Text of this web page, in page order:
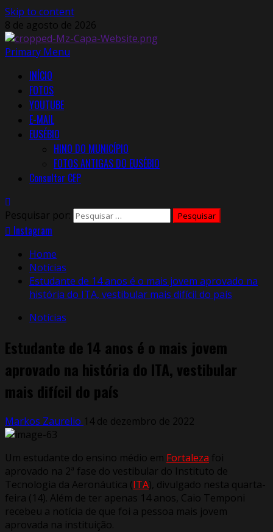
Skip to content
8 de agosto de 2026
Primary Menu
INÍCIO
FOTOS
YOUTUBE
E-MAIL
EUSÉBIO
HINO DO MUNICÍPIO
FOTOS ANTIGAS DO EUSÉBIO
Consultar CEP
Pesquisar por:
Instagram
Home
Notícias
Estudante de 14 anos é o mais jovem aprovado na
história do ITA, vestibular mais difícil do país
Notícias
Estudante de 14 anos é o mais jovem
aprovado na história do ITA, vestibular
mais difícil do país
Markos Zaurelio 14 de dezembro de 2022
Um estudante do ensino médio em Fortaleza foi
aprovado na 2ª fase do vestibular do Instituto de
Tecnologia da Aeronáutica (ITA), divulgado nesta quarta-
feira (14). Além de ter apenas 14 anos, Caio Temponi
recebeu a notícia de que foi a pessoa mais jovem
aprovada na instituição.